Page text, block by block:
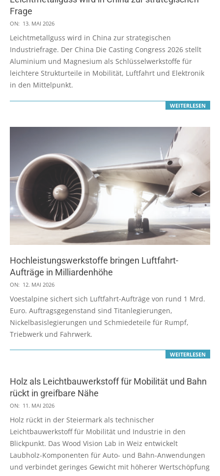
Frage
2026-
05-
13
ON: 13. MAI 2026
Leichtmetallguss wird in China zur strategischen
Industriefrage. Der China Die Casting Congress 2026 stellt
Aluminium und Magnesium als Schlüsselwerkstoffe für
leichtere Strukturteile in Mobilität, Luftfahrt und Elektronik
in den Mittelpunkt.
WEITERLESEN
Hochleistungswerkstoffe bringen Luftfahrt-
Aufträge in Milliardenhöhe
2026-
05-
12
ON: 12. MAI 2026
Voestalpine sichert sich Luftfahrt-Aufträge von rund 1 Mrd.
Euro. Auftragsgegenstand sind Titanlegierungen,
Nickelbasislegierungen und Schmiedeteile für Rumpf,
Triebwerk und Fahrwerk.
WEITERLESEN
Holz als Leichtbauwerkstoff für Mobilität und Bahn
rückt in greifbare Nähe
2026-
05-
11
ON: 11. MAI 2026
Holz rückt in der Steiermark als technischer
Leichtbauwerkstoff für Mobilität und Industrie in den
Blickpunkt. Das Wood Vision Lab in Weiz entwickelt
Laubholz-Komponenten für Auto- und Bahn-Anwendungen
und verbindet geringes Gewicht mit höherer Wertschöpfung